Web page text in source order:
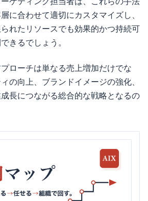
に合わせて適切にカスタマイズし、
れたリソースでも効果的かつ持続可
きるでしょう。
ローチは単なる売上増加だけでな
の向上、ブランドイメージの強化、
長につながる総合的な戦略となるの